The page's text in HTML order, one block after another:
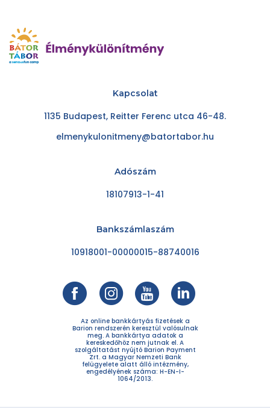
Kapcsolat
1135 Budapest, Reitter Ferenc utca 46-48.
elmenykulonitmeny@batortabor.hu
Adószám
18107913-1-41
Bankszámlaszám
10918001-00000015-88740016
Az online bankkártyás fizetések a
Barion rendszerén keresztül valósulnak
meg. A bankkártya adatok a
kereskedőhöz nem jutnak el. A
szolgáltatást nyújtó Barion Payment
Zrt. a Magyar Nemzeti Bank
felügyelete alatt álló intézmény,
engedélyének száma: H-EN-I-
1064/2013.